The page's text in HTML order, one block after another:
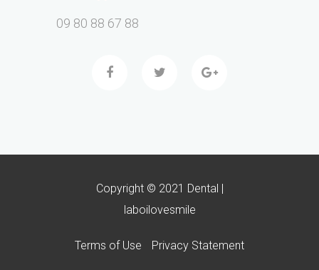
09 80 88 67 88
Copyright © 2021 Dental |
laboilovesmile
Terms of Use Privacy Statement